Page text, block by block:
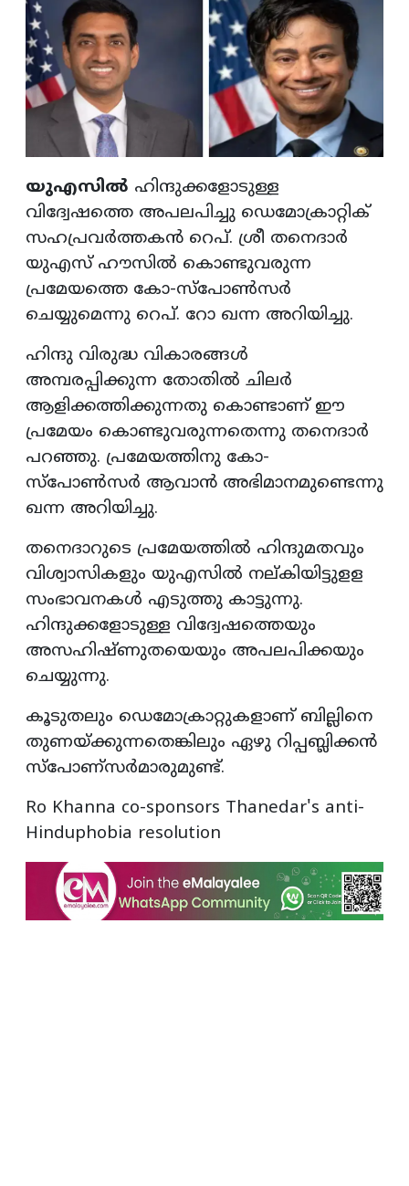
യുഎസിൽ ഹിന്ദുക്കളോടുള്ള
വിദ്വേഷത്തെ അപലപിച്ചു ഡെമോക്രാറ്റിക്
സഹപ്രവർത്തകൻ റെപ്. ശ്രീ തനെദാർ
യുഎസ് ഹൗസിൽ കൊണ്ടുവരുന്ന
പ്രമേയത്തെ കോ-സ്പോൺസർ
ചെയ്യുമെന്നു റെപ്. റോ ഖന്ന അറിയിച്ചു.
ഹിന്ദു വിരുദ്ധ വികാരങ്ങൾ
അമ്പരപ്പിക്കുന്ന തോതിൽ ചിലർ
ആളിക്കത്തിക്കുന്നതു കൊണ്ടാണ് ഈ
പ്രമേയം കൊണ്ടുവരുന്നതെന്നു തനെദാർ
പറഞ്ഞു. പ്രമേയത്തിനു കോ-
സ്പോൺസർ ആവാൻ അഭിമാനമുണ്ടെന്നു
ഖന്ന അറിയിച്ചു.
തനെദാറുടെ പ്രമേയത്തിൽ ഹിന്ദുമതവും
വിശ്വാസികളും യുഎസിൽ നല്കിയിട്ടുളള
സംഭാവനകൾ എടുത്തു കാട്ടുന്നു.
ഹിന്ദുക്കളോടുള്ള വിദ്വേഷത്തെയും
അസഹിഷ്ണുതയെയും അപലപിക്കയും
ചെയ്യുന്നു.
കൂടുതലും ഡെമോക്രാറ്റുകളാണ് ബില്ലിനെ
തുണയ്ക്കുന്നതെങ്കിലും ഏഴു റിപ്പബ്ലിക്കൻ
സ്പോണ്സർമാരുമുണ്ട്‌.
Ro Khanna co-sponsors Thanedar's anti-
Hinduphobia resolution